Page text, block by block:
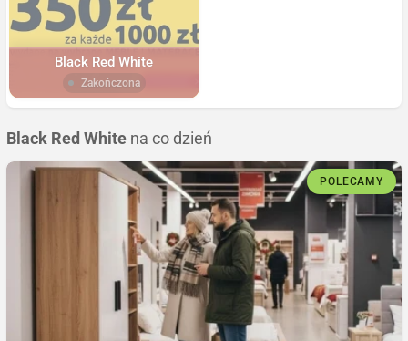
Black Red White
Zakończona
Black Red White na co dzień
POLECAMY